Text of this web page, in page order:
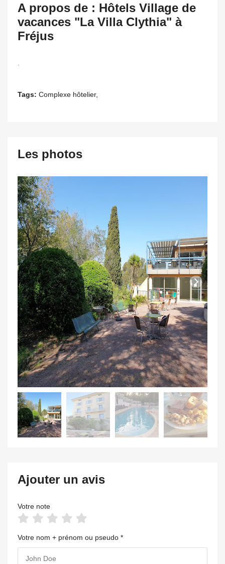
A propos de : Hôtels Village de
vacances "La Villa Clythia" à
Fréjus
Tags: Complexe hôtelier,
Les photos
Ajouter un avis
Votre note
Votre nom + prénom ou pseudo *